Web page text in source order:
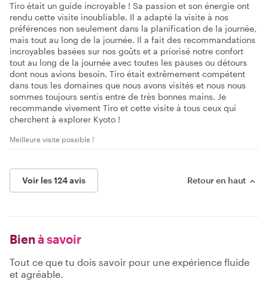
Tiro était un guide incroyable ! Sa passion et son énergie ont
rendu cette visite inoubliable. Il a adapté la visite à nos
préférences non seulement dans la planification de la journée,
mais tout au long de la journée. Il a fait des recommandations
incroyables basées sur nos goûts et a priorisé notre confort
tout au long de la journée avec toutes les pauses ou détours
dont nous avions besoin. Tiro était extrêmement compétent
dans tous les domaines que nous avons visités et nous nous
sommes toujours sentis entre de très bonnes mains. Je
recommande vivement Tiro et cette visite à tous ceux qui
cherchent à explorer Kyoto !
Meilleure visite possible !
Voir les 124 avis Retour en haut
Bien à savoir
Tout ce que tu dois savoir pour une expérience fluide
et agréable.